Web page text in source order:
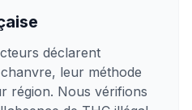
déclarent
leur méthode
région. Nous vérifions